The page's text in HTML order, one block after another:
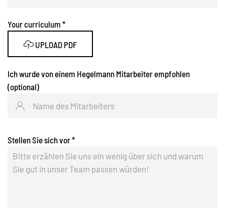
Your curriculum *
UPLOAD PDF
Ich wurde von einem Hegelmann Mitarbeiter empfohlen
(optional)
Stellen Sie sich vor*